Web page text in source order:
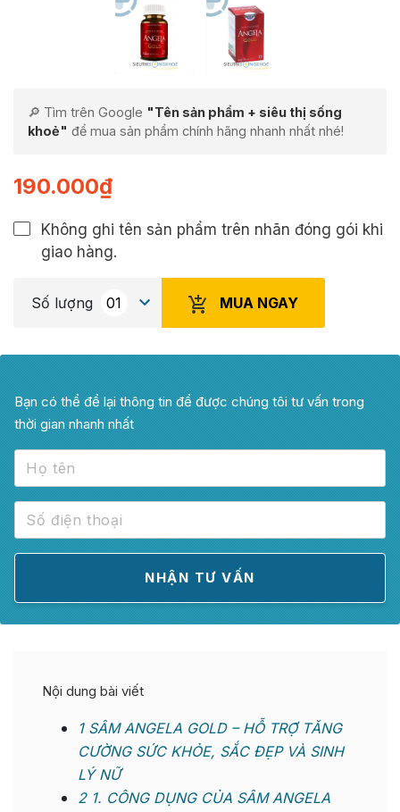
🔎 Tìm trên Google "Tên sản phẩm + siêu thị sống
khoẻ" để mua sản phẩm chính hãng nhanh nhất nhé!
190.000₫
Không ghi tên sản phẩm trên nhãn đóng gói khi
giao hàng.
Số lượng MUA NGAY
Bạn có thể để lại thông tin để được chúng tôi tư vấn trong
thời gian nhanh nhất
Nội dung bài viết
1SÂM ANGELA GOLD – HỖ TRỢ TĂNG
CƯỜNG SỨC KHỎE, SẮC ĐẸP VÀ SINH
LÝ NỮ
21. CÔNG DỤNG CỦA SÂM ANGELA